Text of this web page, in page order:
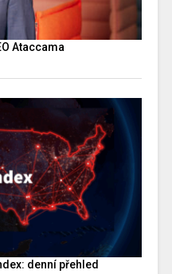
Ataccama
denní přehled